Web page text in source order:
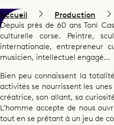
Documentaire
Toni
d’habiter
Accueil Production
Depuis près de 60 ans Tonì
culturelle corse. Peintre,
internationale, entrepreneur
musicien, intellectuel engagé…
Bien peu connaissent la
activités se nourrissent les
créatrice, son allant, sa
L’homme accepte de nous
tout en se prêtant à un jeu de